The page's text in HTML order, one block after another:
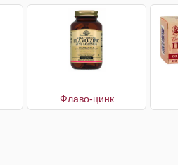
Флаво-цинк